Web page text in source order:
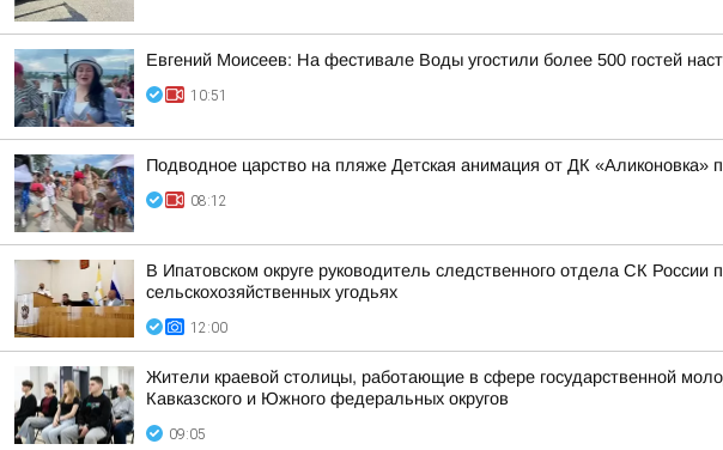
Евгений Моисеев: На фестивале Воды угостили более 500 гостей
10:51
Подводное царство на пляже Детская анимация от ДК «Аликоновка»
08:12
В Ипатовском округе руководитель следственного отдела СК
сельскохозяйственных угодьях
12:00
Жители краевой столицы, работающие в сфере государственной
Кавказского и Южного федеральных округов
09:05